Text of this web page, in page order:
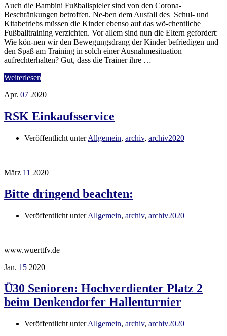
Auch die Bambini Fußballspieler sind von den Corona-
Beschränkungen betroffen. Ne-ben dem Ausfall des Schul- und
Kitabetriebs müssen die Kinder ebenso auf das wö-chentliche
Fußballtraining verzichten. Vor allem sind nun die Eltern gefordert:
Wie kön-nen wir den Bewegungsdrang der Kinder befriedigen und
den Spaß am Training in solch einer Ausnahmesituation
aufrechterhalten? Gut, dass die Trainer ihre …
Weiterlesen
Apr. 07 2020
RSK Einkaufsservice
Veröffentlicht unterAllgemein, archiv, archiv2020
März 11 2020
Bitte dringend beachten:
Veröffentlicht unterAllgemein, archiv, archiv2020
www.wuerttfv.de
Jan. 15 2020
Ü30 Senioren: Hochverdienter Platz 2
beim Denkendorfer Hallenturnier
Veröffentlicht unterAllgemein, archiv, archiv2020